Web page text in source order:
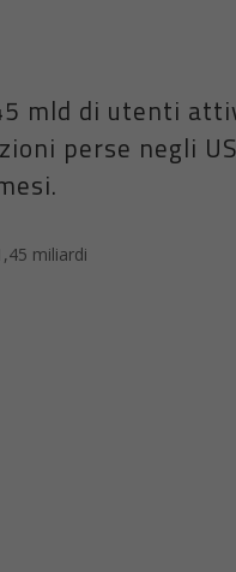
mld di utenti
perse negli
miliardi